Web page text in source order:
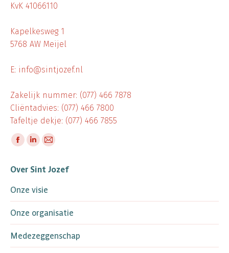
KvK 41066110
Kapelkesweg 1
5768 AW Meijel
E: info@sintjozef.nl
Zakelijk nummer: (077) 466 7878
Cliëntadvies: (077) 466 7800
Tafeltje dekje: (077) 466 7855
Vind ons op:
Facebook
opens
new
window
Linkedin
opens
in
new
window
Mail
opens
new
window
Over Sint Jozef
Onze visie
Onze organisatie
Medezeggenschap